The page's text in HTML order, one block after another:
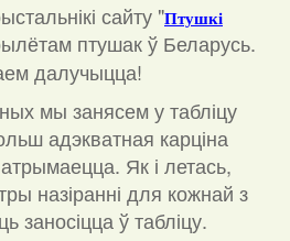
сайту "Птушкі
птушак ў Беларусь.
далучыцца!
мы занясем у табліцу
адэкватная карціна
Як і летась,
назіранні для кожнай з
заносіцца ў табліцу.